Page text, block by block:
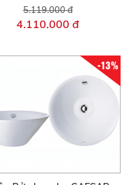
5.119.000 đ
4.110.000 đ
-13%